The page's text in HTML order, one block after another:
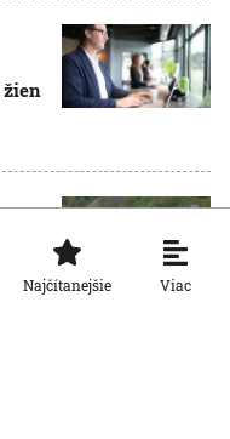
žien
Najčítanejšie Viac